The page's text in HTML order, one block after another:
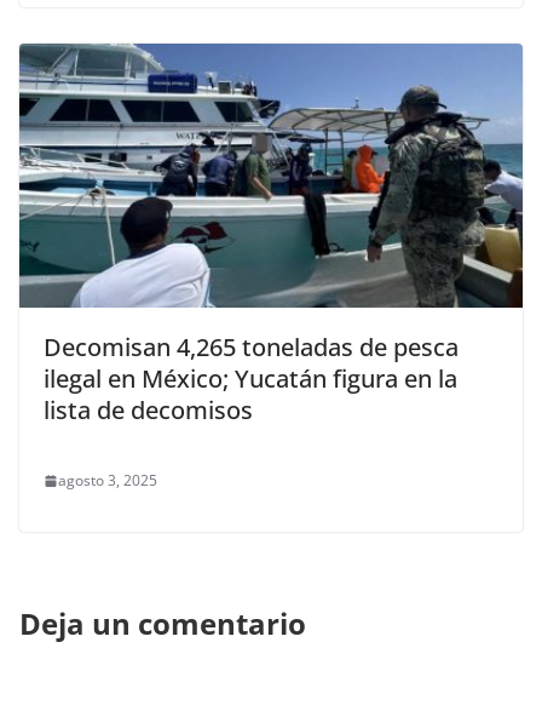
Decomisan 4,265 toneladas de pesca
ilegal en México; Yucatán figura en la
lista de decomisos
agosto 3, 2025
Deja un comentario